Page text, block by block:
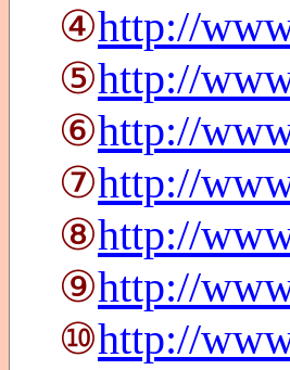
④http://
⑤http://
⑥http://
⑦http://
⑧http://
⑨http://
⑩http://